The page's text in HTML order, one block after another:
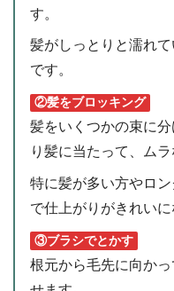
す。
髪がしっとりと濡れ
です。
②髪をブロッキング
髪をいくつかの束に
り髪に当たって、ムラ
特に髪が多い方やロ
で仕上がりがきれいに
③ブラシでとかす
根元から毛先に向か